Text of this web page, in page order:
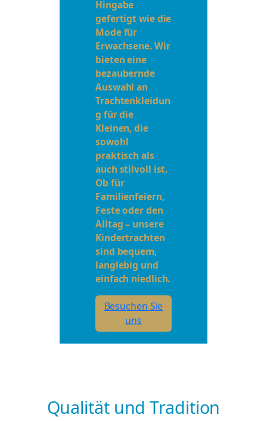
Hingabe
gefertigt wie die
Mode für
Erwachsene. Wir
bieten eine
bezaubernde
Auswahl an
Trachtenkleidun
g für die
Kleinen, die
sowohl
praktisch als
auch stilvoll ist.
Ob für
Familienfeiern,
Feste oder den
Alltag – unsere
Kindertrachten
sind bequem,
langlebig und
einfach niedlich.
Besuchen Sie
uns
Qualität und Tradition